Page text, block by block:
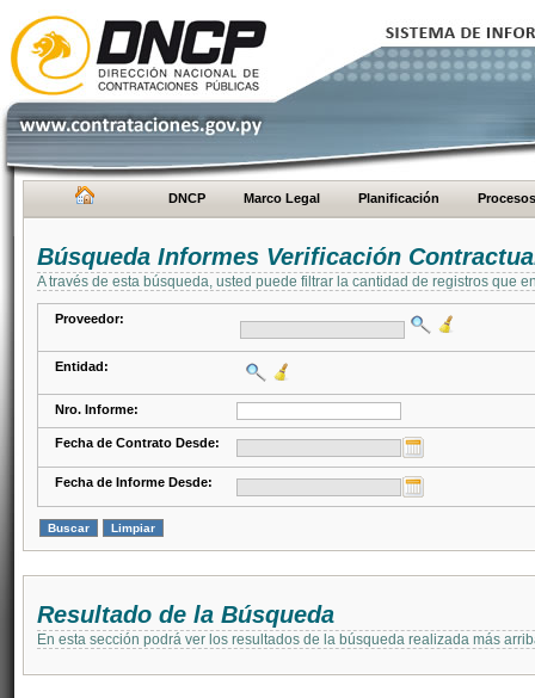
DNCP Marco Legal Planificación Procesos
Búsqueda Informes Verificación
A través de esta búsqueda, usted puede filtrar la cantidad de registros que
Proveedor:
Entidad:
Nro. Informe:
Fecha de Contrato Desde:
Fecha de Informe Desde:
Resultado de la Búsqueda
En esta sección podrá ver los resultados de la búsqueda realizada más